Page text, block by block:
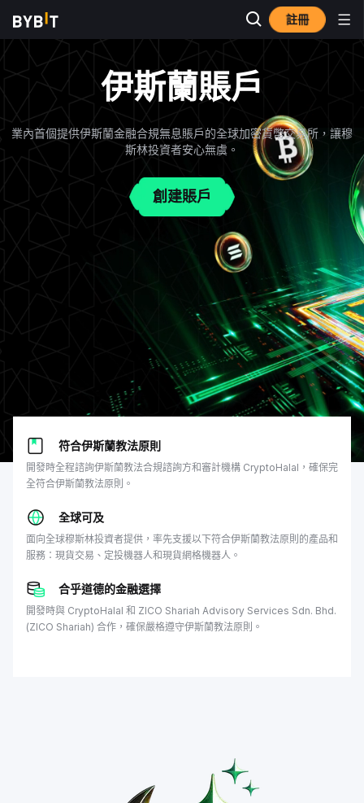
註冊
伊斯蘭賬戶
業內首個提供伊斯蘭金融合規無息賬戶的全球加密貨幣交易所，讓穆
斯林投資者安心無虞。
創建賬戶
符合伊斯蘭教法原則
開發時全程諮詢伊斯蘭教法合規諮詢方和審計機構 CryptoHalal，確保完
全符合伊斯蘭教法原則。
全球可及
面向全球穆斯林投資者提供，率先支援以下符合伊斯蘭教法原則的產品和
服務：現貨交易、定投機器人和現貨網格機器人。
合乎道德的金融選擇
開發時與 CryptoHalal 和 ZICO Shariah Advisory Services Sdn. Bhd.
(ZICO Shariah) 合作，確保嚴格遵守伊斯蘭教法原則。